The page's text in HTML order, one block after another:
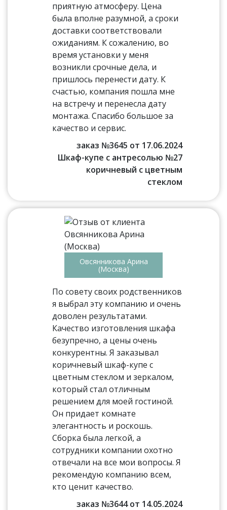
приятную атмосферу. Цена
была вполне разумной, а сроки
доставки соответствовали
ожиданиям. К сожалению, во
время установки у меня
возникли срочные дела, и
пришлось перенести дату. К
счастью, компания пошла мне
на встречу и перенесла дату
монтажа. Спасибо большое за
качество и сервис.
заказ №3645 от 17.06.2024
Шкаф-купе с антресолью №27
коричневый с цветным
стеклом
Овсянникова Арина
(Москва)
По совету своих родственников
я выбрал эту компанию и очень
доволен результатами.
Качество изготовления шкафа
безупречно, а цены очень
конкурентны. Я заказывал
коричневый шкаф-купе с
цветным стеклом и зеркалом,
который стал отличным
решением для моей гостиной.
Он придает комнате
элегантность и роскошь.
Сборка была легкой, а
сотрудники компании охотно
отвечали на все мои вопросы. Я
рекомендую компанию всем,
кто ценит качество.
заказ №3644 от 14.05.2024